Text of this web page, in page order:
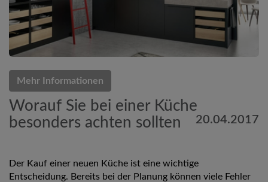
Mehr Informationen
Worauf Sie bei einer Küche
besonders achten sollten
20.04.2017
Der Kauf einer neuen Küche ist eine wichtige
Entscheidung. Bereits bei der Planung können viele Fehler